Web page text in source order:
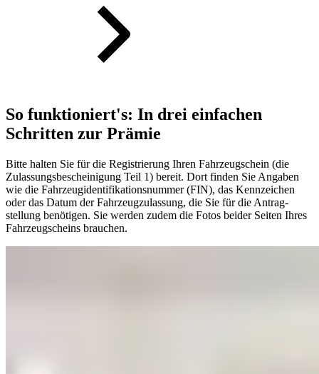
So funktioniert's: In drei einfachen
Schritten zur Prämie
Bitte halten Sie für die Registrierung Ihren Fahrzeug­schein (die
Zulassungs­bescheinigung Teil 1) bereit. Dort finden Sie Angaben
wie die Fahrzeug­identifikations­nummer (FIN), das Kennzeichen
oder das Datum der Fahrzeugzulassung, die Sie für die Antrag­
stellung benötigen. Sie werden zudem die Fotos beider Seiten Ihres
Fahrzeugscheins brauchen.